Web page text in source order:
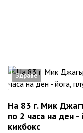
Здраве
На 83 г. Мик
по 2 часа на ден -
кикбокс